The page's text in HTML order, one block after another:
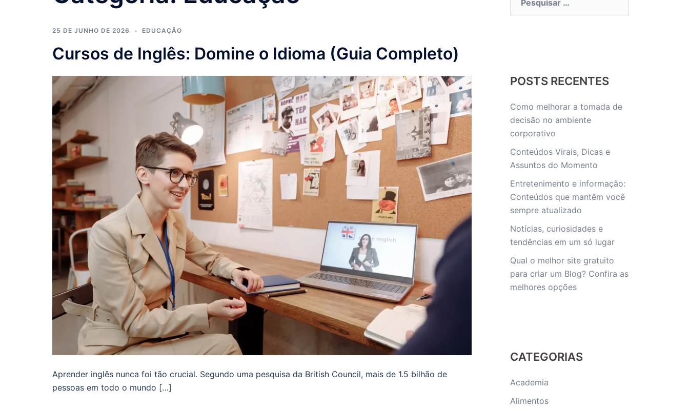
25 DE JUNHO DE 2026 EDUCAÇÃO
Cursos de Inglês: Domine o Idioma (Guia Completo)
Aprender inglês nunca foi tão crucial. Segundo uma pesquisa da British Council, mais de 1.5 bilhão de
pessoas em todo o mundo […]
POSTS RECENTES
Como melhorar a tomada de
decisão no ambiente
corporativo
Conteúdos Virais, Dicas e
Assuntos do Momento
Entretenimento e informação:
Conteúdos que mantêm você
sempre atualizado
Notícias, curiosidades e
tendências em um só lugar
Qual o melhor site gratuito
para criar um Blog? Confira as
melhores opções
CATEGORIAS
Academia
Alimentos